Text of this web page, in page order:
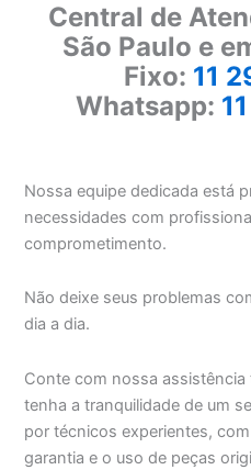
Central de
São Paulo e
Fixo: 11
Whatsapp:
Nossa equipe dedicada está
necessidades com
comprometimento.
Não deixe seus problemas
dia a dia.
Conte com nossa assistência
tenha a tranquilidade de um
por técnicos experientes,
garantia e o uso de peças